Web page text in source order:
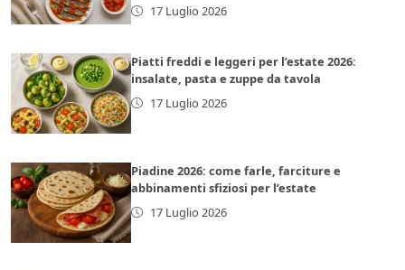
17 Luglio 2026
Piatti freddi e leggeri per l’estate 2026:
insalate, pasta e zuppe da tavola
17 Luglio 2026
Piadine 2026: come farle, farciture e
abbinamenti sfiziosi per l’estate
17 Luglio 2026